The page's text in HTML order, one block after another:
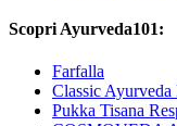
Scopri Ayurveda101:
Farfalla
Classic
Pukka Tisana